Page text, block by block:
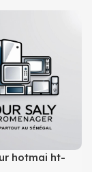
hotmai ht-